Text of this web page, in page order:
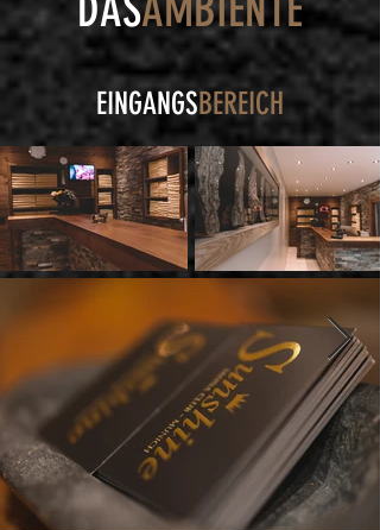
EINGANGSBEREICH